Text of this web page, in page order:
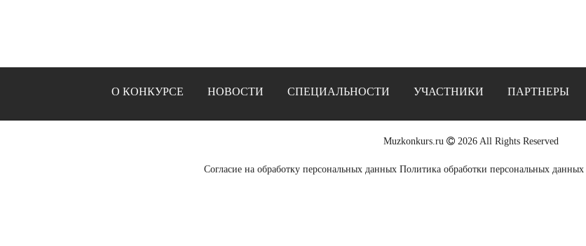
О КОНКУРСЕ НОВОСТИ СПЕЦИАЛЬНОСТИ УЧАСТНИКИ ПАРТНЕРЫ
Muzkonkurs.ru 2026 All Rights Reserved
Согласие на обработку персональных данных Политика обработки персональных данных